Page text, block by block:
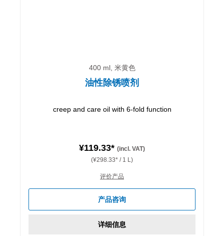
400 ml, 米黄色
油性除锈喷剂
creep and care oil with 6-fold function
¥119.33* (incl. VAT)
(¥298.33* / 1 L)
评价产品
产品咨询
详细信息